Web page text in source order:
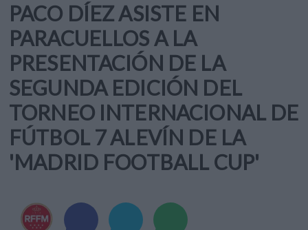
PACO DÍEZ ASISTE EN
PARACUELLOS A LA
PRESENTACIÓN DE LA
SEGUNDA EDICIÓN DEL
TORNEO INTERNACIONAL DE
FÚTBOL 7 ALEVÍN DE LA
'MADRID FOOTBALL CUP'